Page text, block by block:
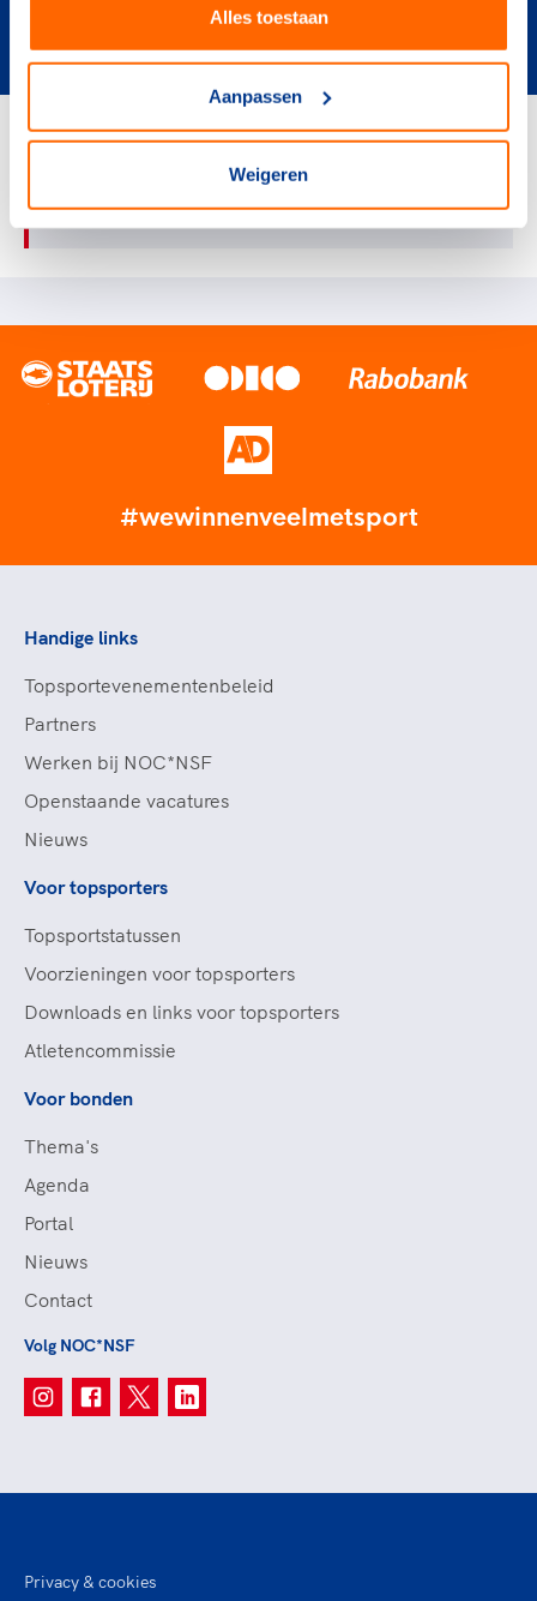
Alles toestaan
Aanpassen
Weigeren
daarna uitgewerkt naar een vragenlijst. We
Vera Limpens
#wewinnenveelmetsport
Handige links
Topsportevenementenbeleid
Partners
Werken bij NOC*NSF
Openstaande vacatures
Nieuws
Voor topsporters
Topsportstatussen
Voorzieningen voor topsporters
Downloads en links voor topsporters
Atletencommissie
Voor bonden
Thema's
Agenda
Portal
Nieuws
Contact
Volg NOC*NSF
Privacy & cookies